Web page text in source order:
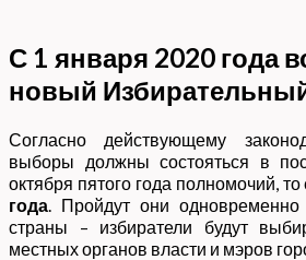
С 1 января 2020 года
новый
Согласно действующему
выборы должны состояться в
октября пятого года полномочий, то
года. Пройдут они одновременно
страны – избиратели будут
местных органов власти и мэров